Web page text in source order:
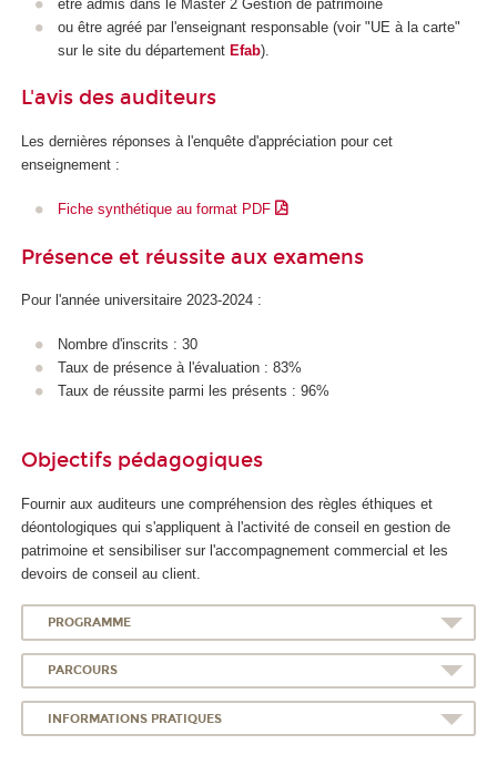
être admis dans le Master 2 Gestion de patrimoine
ou être agréé par l'enseignant responsable (voir "UE à la carte"
sur le site du département Efab).
L'avis des auditeurs
Les dernières réponses à l'enquête d'appréciation pour cet
enseignement :
Fiche synthétique au format PDF
Présence et réussite aux examens
Pour l'année universitaire 2023-2024 :
Nombre d'inscrits : 30
Taux de présence à l'évaluation : 83%
Taux de réussite parmi les présents : 96%
Objectifs pédagogiques
Fournir aux auditeurs une compréhension des règles éthiques et
déontologiques qui s'appliquent à l'activité de conseil en gestion de
patrimoine et sensibiliser sur l'accompagnement commercial et les
devoirs de conseil au client.
PROGRAMME
PARCOURS
INFORMATIONS PRATIQUES